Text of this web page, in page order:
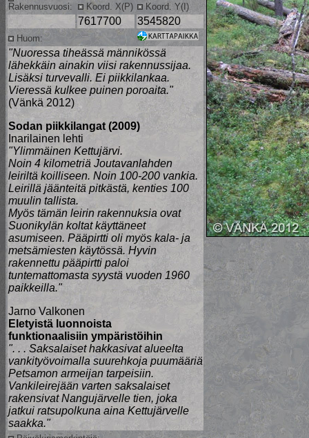
Rakennusvuosi: Koord. X(P) Koord. Y(I)
7617700 3545820
Huom:
"Nuoressa tiheässä männikössä
lähekkäin ainakin viisi rakennussijaa.
Lisäksi turvevalli. Ei piikkilankaa.
Vieressä kulkee puinen poroaita."
(Vänkä 2012)
Sodan piikkilangat (2009)
Inarilainen lehti
"Ylimmäinen Kettujärvi.
Noin 4 kilometriä Joutavanlahden
leiriltä koilliseen. Noin 100-200 vankia.
Leirillä jäänteitä pitkästä, kenties 100
muulin tallista.
Myös tämän leirin rakennuksia ovat
Suonikylän koltat käyttäneet
asumiseen. Pääpirtti oli myös kala- ja
metsämiesten käytössä. Hyvin
rakennettu pääpirtti paloi
tuntemattomasta syystä vuoden 1960
paikkeilla."
Jarno Valkonen
Eletyistä luonnoista
funktionaalisiin ympäristöihin
". . . Saksalaiset hakkasivat alueelta
vankityövoimalla suurehkoja puumääriä
Petsamon armeijan tarpeisiin.
Vankileirejään varten saksalaiset
rakensivat Nangujärvelle tien, joka
jatkui ratsupolkuna aina Kettujärvelle
saakka."